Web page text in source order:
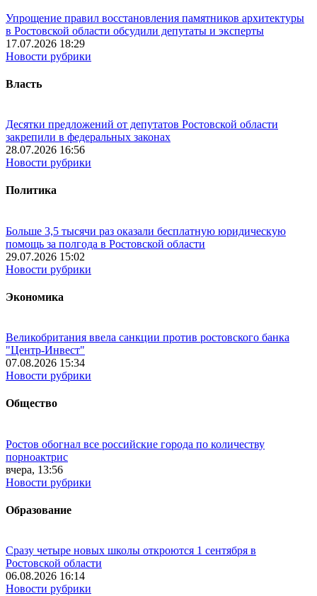
Упрощение правил восстановления памятников архитектуры
в Ростовской области обсудили депутаты и эксперты
17.07.2026 18:29
Новости рубрики
Власть
Десятки предложений от депутатов Ростовской области
закрепили в федеральных законах
28.07.2026 16:56
Новости рубрики
Политика
Больше 3,5 тысячи раз оказали бесплатную юридическую
помощь за полгода в Ростовской области
29.07.2026 15:02
Новости рубрики
Экономика
Великобритания ввела санкции против ростовского банка
"Центр-Инвест"
07.08.2026 15:34
Новости рубрики
Общество
Ростов обогнал все российские города по количеству
порноактрис
вчера, 13:56
Новости рубрики
Образование
Сразу четыре новых школы откроются 1 сентября в
Ростовской области
06.08.2026 16:14
Новости рубрики